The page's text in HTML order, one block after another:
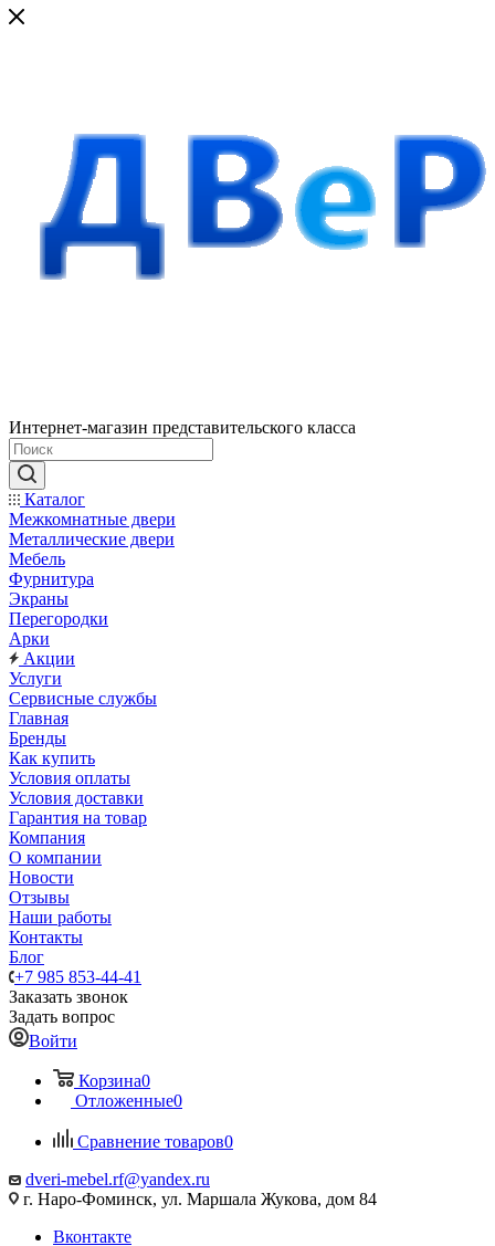
Интернет-магазин представительского класса
Каталог
Межкомнатные двери
Металлические двери
Мебель
Фурнитура
Экраны
Перегородки
Арки
Акции
Услуги
Сервисные службы
Главная
Бренды
Как купить
Условия оплаты
Условия доставки
Гарантия на товар
Компания
О компании
Новости
Отзывы
Наши работы
Контакты
Блог
+7 985 853-44-41
Заказать звонок
Задать вопрос
Войти
Корзина0
Отложенные0
Сравнение товаров0
dveri-mebel.rf@yandex.ru
г. Наро-Фоминск, ул. Маршала Жукова, дом 84
Вконтакте